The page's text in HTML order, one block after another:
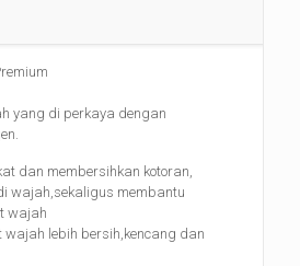
yang di perkaya dengan
dan membersihkan kotoran,
wajah,sekaligus membantu
wajah
wajah lebih bersih,kencang dan